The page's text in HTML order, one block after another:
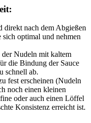
direkt nach dem Abgießen
sich optimal und nehmen
Nudeln mit kaltem
die Bindung der Sauce
schnell ab.
fest erscheinen (Nudeln
noch einen kleinen
oder auch einen Löffel
Konsistenz erreicht ist.